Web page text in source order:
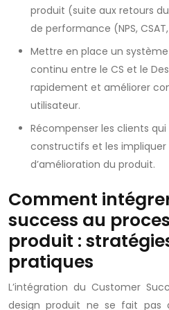
produit (suite aux retours
de performance (NPS,
Mettre en place un
continu entre le CS et le
rapidement et améliorer
utilisateur.
Récompenser les clients
constructifs et les impliquer
d’amélioration du produit.
Comment
success au
produit :
pratiques
L’intégration du Customer
design produit ne se fait pas